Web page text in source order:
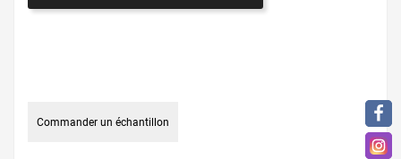
Commander un échantillon